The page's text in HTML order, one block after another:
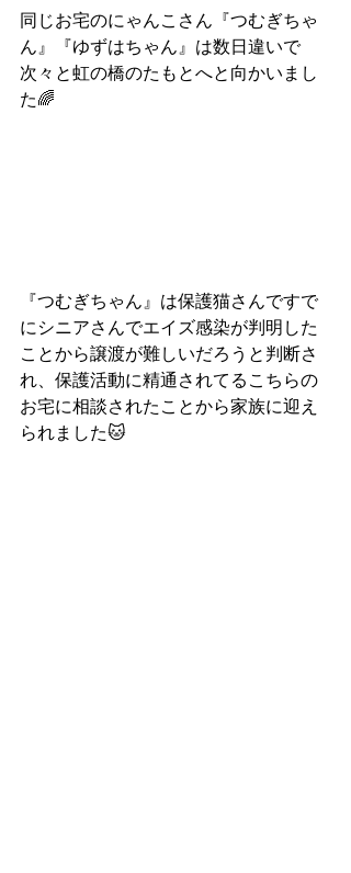
同じお宅のにゃんこさん『つむぎちゃ
ん』『ゆずはちゃん』は数日違いで
次々と虹の橋のたもとへと向かいまし
た🌈
『つむぎちゃん』は保護猫さんですで
にシニアさんでエイズ感染が判明した
ことから譲渡が難しいだろうと判断さ
れ、保護活動に精通されてるこちらの
お宅に相談されたことから家族に迎え
られました🐱